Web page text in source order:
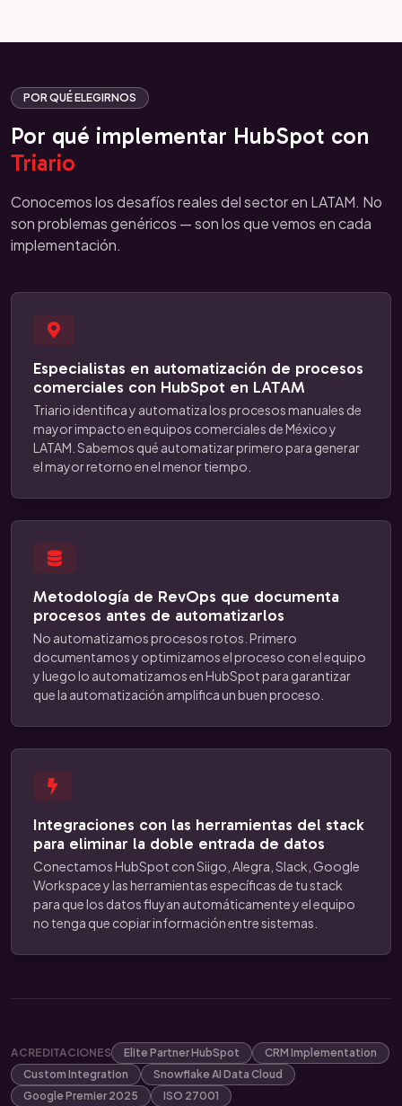
POR QUÉ ELEGIRNOS
Por qué implementar HubSpot con
Triario
Conocemos los desafíos reales del sector en LATAM. No
son problemas genéricos — son los que vemos en cada
implementación.
Especialistas en automatización de procesos
comerciales con HubSpot en LATAM
Triario identifica y automatiza los procesos manuales de
mayor impacto en equipos comerciales de México y
LATAM. Sabemos qué automatizar primero para generar
el mayor retorno en el menor tiempo.
Metodología de RevOps que documenta
procesos antes de automatizarlos
No automatizamos procesos rotos. Primero
documentamos y optimizamos el proceso con el equipo
y luego lo automatizamos en HubSpot para garantizar
que la automatización amplifica un buen proceso.
Integraciones con las herramientas del stack
para eliminar la doble entrada de datos
Conectamos HubSpot con Siigo, Alegra, Slack, Google
Workspace y las herramientas específicas de tu stack
para que los datos fluyan automáticamente y el equipo
no tenga que copiar información entre sistemas.
ACREDITACIONES Elite Partner HubSpot
CRM Implementation
Custom Integration
Snowflake AI Data Cloud
Google Premier 2025
ISO 27001